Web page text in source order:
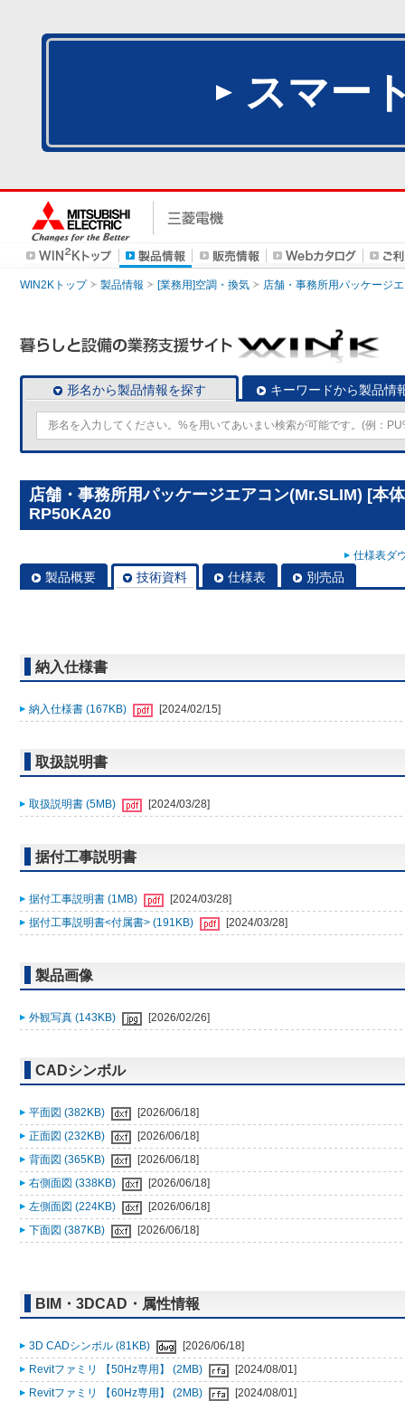
スマー
WIN2Kトップ 製品情報 [業務用]空調・換気 店舗・事務所用パッケージ
形名から製品情報を探す キーワードから製品情
店舗・事務所用パッケージエアコン(Mr.SLIM) [本
RP50KA20
仕様表ダ
製品概要 技術資料 仕様表 別売品
納入仕様書
納入仕様書 (167KB) [2024/02/15]
取扱説明書
取扱説明書 (5MB) [2024/03/28]
据付工事説明書
据付工事説明書 (1MB)
[2024/03/28]
据付工事説明書<付属書> (191KB)
[2024/03/28]
製品画像
外観写真 (143KB) [2026/02/26]
CADシンボル
平面図 (382KB)
[2026/06/18]
正面図 (232KB)
[2026/06/18]
背面図 (365KB)
[2026/06/18]
右側面図 (338KB)
[2026/06/18]
左側面図 (224KB)
[2026/06/18]
下面図 (387KB)
[2026/06/18]
BIM・3DCAD・属性情報
3D CADシンボル (81KB)
[2026/06/18]
Revitファミリ 【50Hz専用】 (2MB)
[2024/08/01]
Revitファミリ 【60Hz専用】 (2MB)
[2024/08/01]